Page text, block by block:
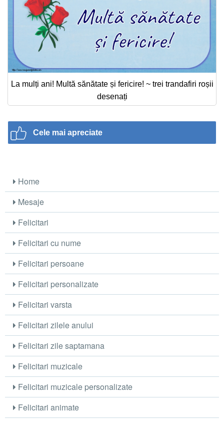
La mulți ani! Multă sănătate și fericire! ~ trei trandafiri roșii
desenați
Cele mai apreciate
Home
Mesaje
Felicitari
Felicitari cu nume
Felicitari persoane
Felicitari personalizate
Felicitari varsta
Felicitari zilele anului
Felicitari zile saptamana
Felicitari muzicale
Felicitari muzicale personalizate
Felicitari animate